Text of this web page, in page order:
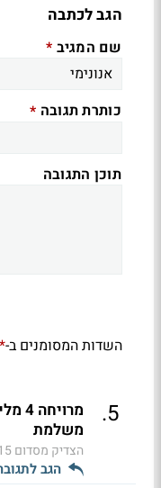
הגב לכתבה
שם המגיב *
כותרת תגובה *
תוכן התגובה
השדות המסומנים ב-*
5
.
משלמת
הצדיק מסדום
הגב